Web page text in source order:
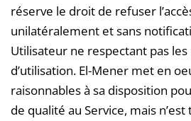
réserve le droit de refuser
unilatéralement et sans
Utilisateur ne respectant pas
d’utilisation. El-Mener met en
raisonnables à sa disposition
de qualité au Service, mais